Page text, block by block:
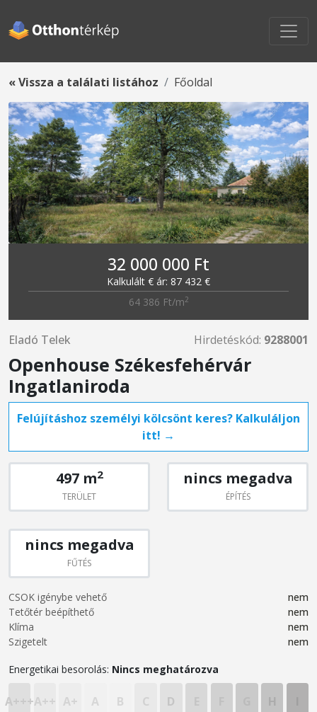
« Vissza a találati listához Főoldal
32 000 000 Ft
Kalkulált € ár: 87 432 €
64 386 Ft/m2
Eladó Telek Hirdetéskód: 9288001
Openhouse Székesfehérvár
Ingatlaniroda
Felújításhoz személyi kölcsönt keres? Kalkuláljon
itt! →
497 m2
TERÜLET
nincs megadva
ÉPÍTÉS
nincs megadva
FŰTÉS
CSOK igénybe vehető
nem
Tetőtér beépíthető
nem
Klíma
nem
Szigetelt
nem
Energetikai besorolás: Nincs meghatározva
A+++A++ A+ A B C D